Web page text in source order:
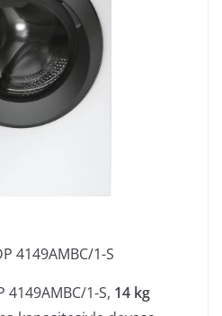
4149AMBC/1-S
4149AMBC/1-S, 14 kg